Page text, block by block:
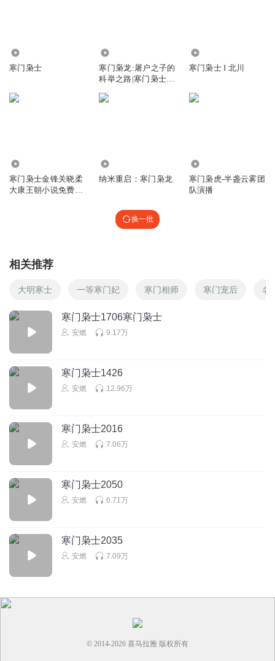
好~~~~~~~矫情…
回复
周田莲
哇塞，这老头比我姥姥还啰嗦，受不了
书名当改该叫寒门种马骑士 关小柔是养殖场厂长 九公主是副
厂长只想着让种马配种赚利益 几年院子都满了太过分 我家大
黄一年最多配两次
Mr雷_qy
按照御使这样的说法做法和眼光，盛世太平都能把整个皇朝
_初见灵婵月宫
这个御史就是个废物
2024-03-01
安燃能不能录一个古代的丧尸书。穿越、无系统的，就只是
着记忆的那种
回复
寒门枭士
寒门枭龙:屠户之子的
科举之路|寒门枭士|
寒门枭士 I 北川
寒门枭士金锋关晓柔
大康王朝小说免费阅
纳米重启：寒门枭龙
寒门枭虎-半盏云雾团
队演播
换一批
相关推荐
大明寒士 一等寒门妃 寒门相师 寒门宠后 名
寒门枭士1706寒门枭士
安燃 9.17万
寒门枭士1426
安燃 12.96万
寒门枭士2016
安燃 7.06万
寒门枭士2050
安燃 6.71万
寒门枭士2035
安燃 7.09万
© 2014-2026 喜马拉雅 版权所有